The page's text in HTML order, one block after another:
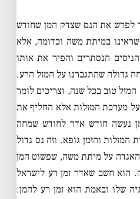
לפרש את הנס שצדק המן שחודש
במיתת משה וכדומה, אלא
הנסתרים והפיר את אותו
גדולה שהתגברנו על המזל הרע.
טוב בכל שנה, וצריכים לומר
על מערכת המזלות אלא החליף את
נעשה חודש אדר לחודש שמחה
המזלות והזמן גופא. וזה נס גדול
על מיתת משה, שפשוט המן
הוא חשב שאדר זמן רע לישראל
שלו ובאמת הוא זמן רע להמן.